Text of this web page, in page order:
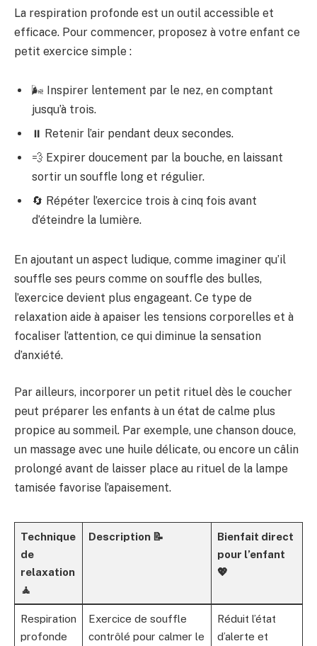
La respiration profonde est un outil accessible et
efficace. Pour commencer, proposez à votre enfant ce
petit exercice simple :
🌬️ Inspirer lentement par le nez, en comptant
jusqu’à trois.
⏸️ Retenir l’air pendant deux secondes.
💨 Expirer doucement par la bouche, en laissant
sortir un souffle long et régulier.
🔄 Répéter l’exercice trois à cinq fois avant
d’éteindre la lumière.
En ajoutant un aspect ludique, comme imaginer qu’il
souffle ses peurs comme on souffle des bulles,
l’exercice devient plus engageant. Ce type de
relaxation aide à apaiser les tensions corporelles et à
focaliser l’attention, ce qui diminue la sensation
d’anxiété.
Par ailleurs, incorporer un petit rituel dès le coucher
peut préparer les enfants à un état de calme plus
propice au sommeil. Par exemple, une chanson douce,
un massage avec une huile délicate, ou encore un câlin
prolongé avant de laisser place au rituel de la lampe
tamisée favorise l’apaisement.
Technique
de
relaxation
🧘
Description 📝
Bienfait direct
pour l’enfant
💖
Respiration
profonde
Exercice de souffle
contrôlé pour calmer le
Réduit l’état
d’alerte et